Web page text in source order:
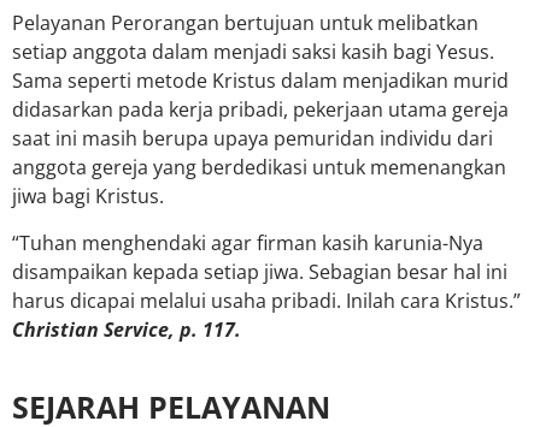
Pelayanan Perorangan bertujuan untuk melibatkan
setiap anggota dalam menjadi saksi kasih bagi Yesus.
Sama seperti metode Kristus dalam menjadikan murid
didasarkan pada kerja pribadi, pekerjaan utama gereja
saat ini masih berupa upaya pemuridan individu dari
anggota gereja yang berdedikasi untuk memenangkan
jiwa bagi Kristus.
“Tuhan menghendaki agar firman kasih karunia-Nya
disampaikan kepada setiap jiwa. Sebagian besar hal ini
harus dicapai melalui usaha pribadi. Inilah cara Kristus.”
Christian Service, p. 117.
SEJARAH PELAYANAN